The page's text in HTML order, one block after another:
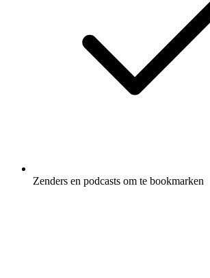
Zenders en podcasts om te bookmarken